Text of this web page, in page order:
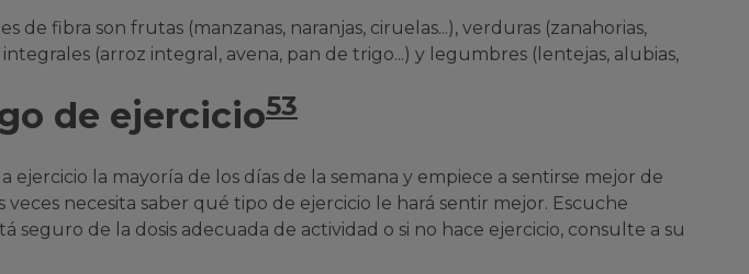
fibra son frutas (manzanas, naranjas, ciruelas...), verduras (zanahorias,
(arroz integral, avena, pan de trigo...) y legumbres (lentejas, alubias,
de ejercicio53
ejercicio la mayoría de los días de la semana y empiece a sentirse mejor de
necesita saber qué tipo de ejercicio le hará sentir mejor. Escuche
seguro de la dosis adecuada de actividad o si no hace ejercicio, consulte a su